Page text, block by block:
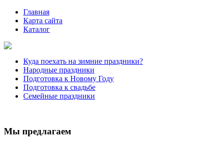
Главная
Карта сайта
Каталог
Куда поехать на зимние праздники?
Народные праздники
Подготовка к Новому Году
Подготовка к свадьбе
Семейные праздники
Мы предлагаем